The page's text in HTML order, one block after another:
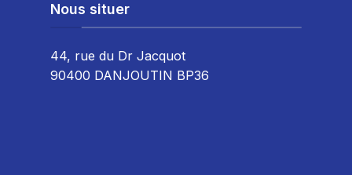
Nous situer
44, rue du Dr Jacquot
90400 DANJOUTIN BP36